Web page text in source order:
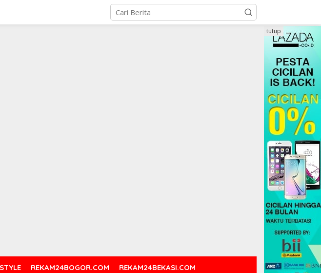
REKAM24BOGOR.COM REKAM24BEKASI.COM
tutup